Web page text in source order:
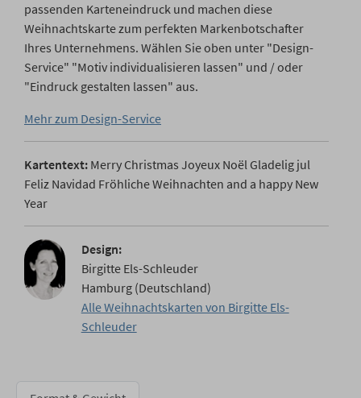
passenden Karteneindruck und machen diese
Weihnachtskarte zum perfekten Markenbotschafter
Ihres Unternehmens. Wählen Sie oben unter "Design-
Service" "Motiv individualisieren lassen" und / oder
"Eindruck gestalten lassen" aus.
Mehr zum Design-Service
Kartentext: Merry Christmas Joyeux Noël Gladelig jul
Feliz Navidad Fröhliche Weihnachten and a happy New
Year
Design:
Birgitte Els-Schleuder
Hamburg (Deutschland)
Alle Weihnachtskarten von Birgitte Els-
Schleuder